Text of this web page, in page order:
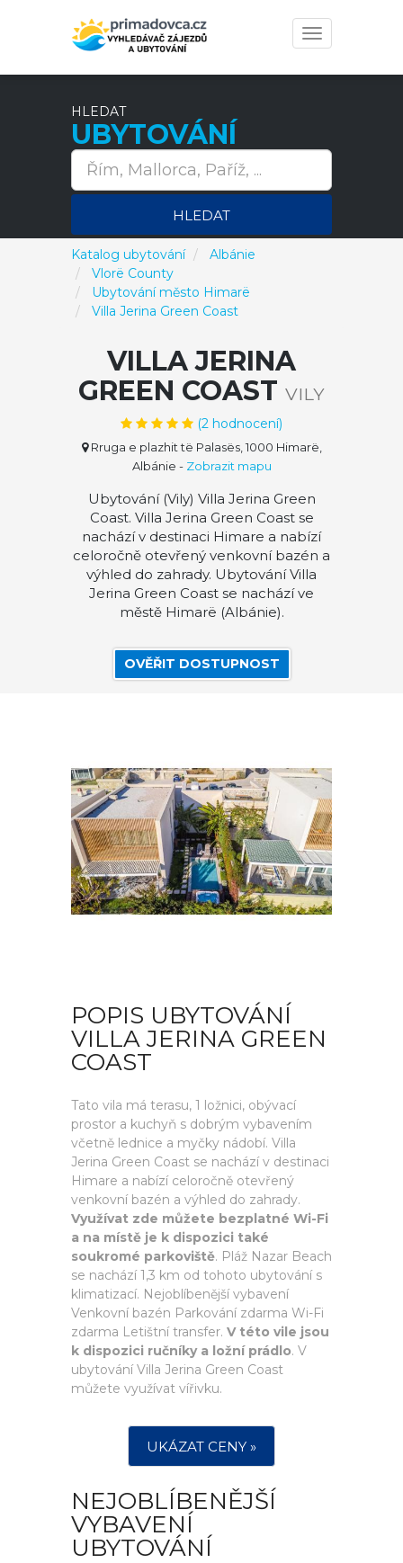
Toggle
navigation
HLEDAT
UBYTOVÁNÍ
HLEDAT
Katalog ubytování
Albánie
Vlorë County
Ubytování město Himarë
Villa Jerina Green Coast
VILLA JERINA
GREEN COAST VILY
(2 hodnocení)
Rruga e plazhit të Palasës, 1000 Himarë,
Albánie - Zobrazit mapu
Ubytování (Vily) Villa Jerina Green
Coast. Villa Jerina Green Coast se
nachází v destinaci Himare a nabízí
celoročně otevřený venkovní bazén a
výhled do zahrady. Ubytování Villa
Jerina Green Coast se nachází ve
městě Himarë (Albánie).
OVĚŘIT DOSTUPNOST
POPIS UBYTOVÁNÍ
VILLA JERINA GREEN
COAST
Tato vila má terasu, 1 ložnici, obývací
prostor a kuchyň s dobrým vybavením
včetně lednice a myčky nádobí. Villa
Jerina Green Coast se nachází v destinaci
Himare a nabízí celoročně otevřený
venkovní bazén a výhled do zahrady.
Využívat zde můžete bezplatné Wi-Fi
a na místě je k dispozici také
soukromé parkoviště. Pláž Nazar Beach
se nachází 1,3 km od tohoto ubytování s
klimatizací. Nejoblíbenější vybavení
Venkovní bazén Parkování zdarma Wi-Fi
zdarma Letištní transfer. V této vile jsou
k dispozici ručníky a ložní prádlo. V
ubytování Villa Jerina Green Coast
můžete využívat vířivku.
UKÁZAT CENY »
NEJOBLÍBENĚJŠÍ
VYBAVENÍ
UBYTOVÁNÍ